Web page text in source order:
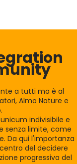
a tutti ma è al
Almo Nature e
indivisibile e
senza limite, come
Da qui l'importanza
del decidere
progressiva del